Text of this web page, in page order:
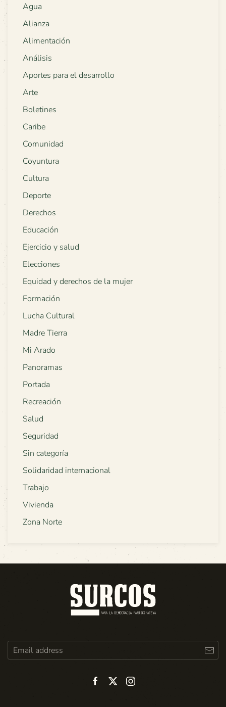
Agua
Alianza
Alimentación
Análisis
Aportes para el desarrollo
Arte
Boletines
Caribe
Comunidad
Coyuntura
Cultura
Deporte
Derechos
Educación
Ejercicio y salud
Elecciones
Equidad y derechos de la mujer
Formación
Lucha Cultural
Madre Tierra
Mi Arado
Panoramas
Portada
Recreación
Salud
Seguridad
Sin categoría
Solidaridad internacional
Trabajo
Vivienda
Zona Norte